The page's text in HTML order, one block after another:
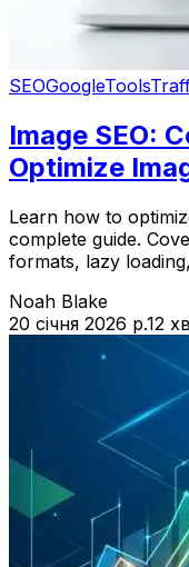
SEOGoogleTools
Image SEO:
Optimize
Learn how to
complete guide.
formats, lazy
Noah Blake
20 січня 2026 р.12